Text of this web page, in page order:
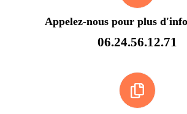
Appelez-nous pour plus
06.24.56.12.71